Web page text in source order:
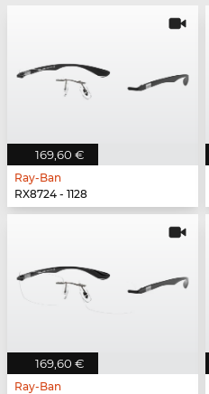
169,60 €
Ray-Ban
RX8724 - 1128
169,60 €
Ray-Ban